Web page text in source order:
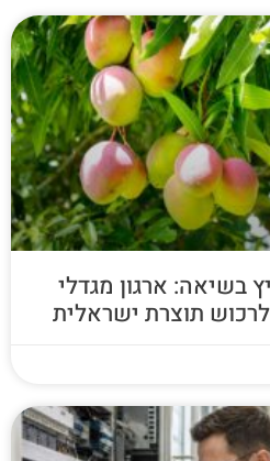
בשיאה: ארגון מגדלי
תוצרת ישראלית